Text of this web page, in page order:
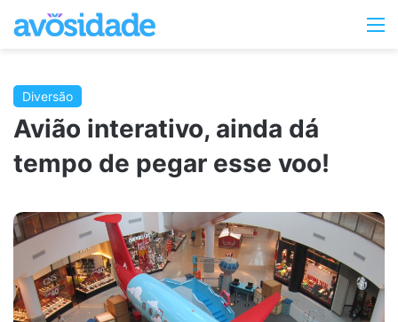
Switch
Diversão
Avião interativo, ainda dá
tempo de pegar esse voo!